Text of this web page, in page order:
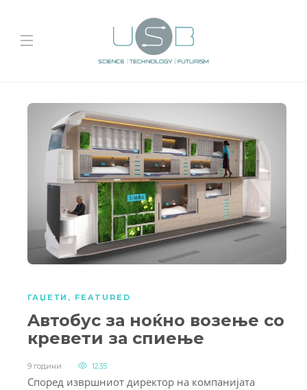
ГАЏЕТИ , FEATURED
Aвтобус за ноќно возење со
кревети за спиење
9 години 1235
Според извршниот директор на компанијата